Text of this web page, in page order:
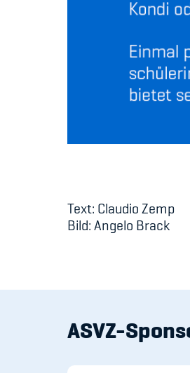
Text: Claudio Zemp
Bild: Angelo Brack
ASVZ-